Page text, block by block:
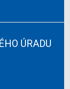
ÚRADU